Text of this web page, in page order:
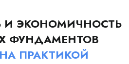
ЭКОНОМИЧНОСТЬ
ФУНДАМЕНТОВ
ПРАКТИКОЙ